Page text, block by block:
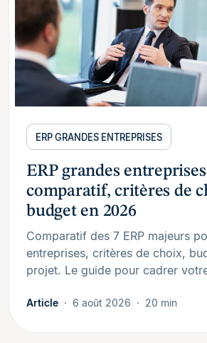
ERP GRANDES ENTREPRISES
ERP grandes
comparatif, critères de
budget en 2026
Comparatif des 7 ERP majeurs
entreprises, critères de choix,
projet. Le guide pour cadrer
Article 6 août 2026 20 min